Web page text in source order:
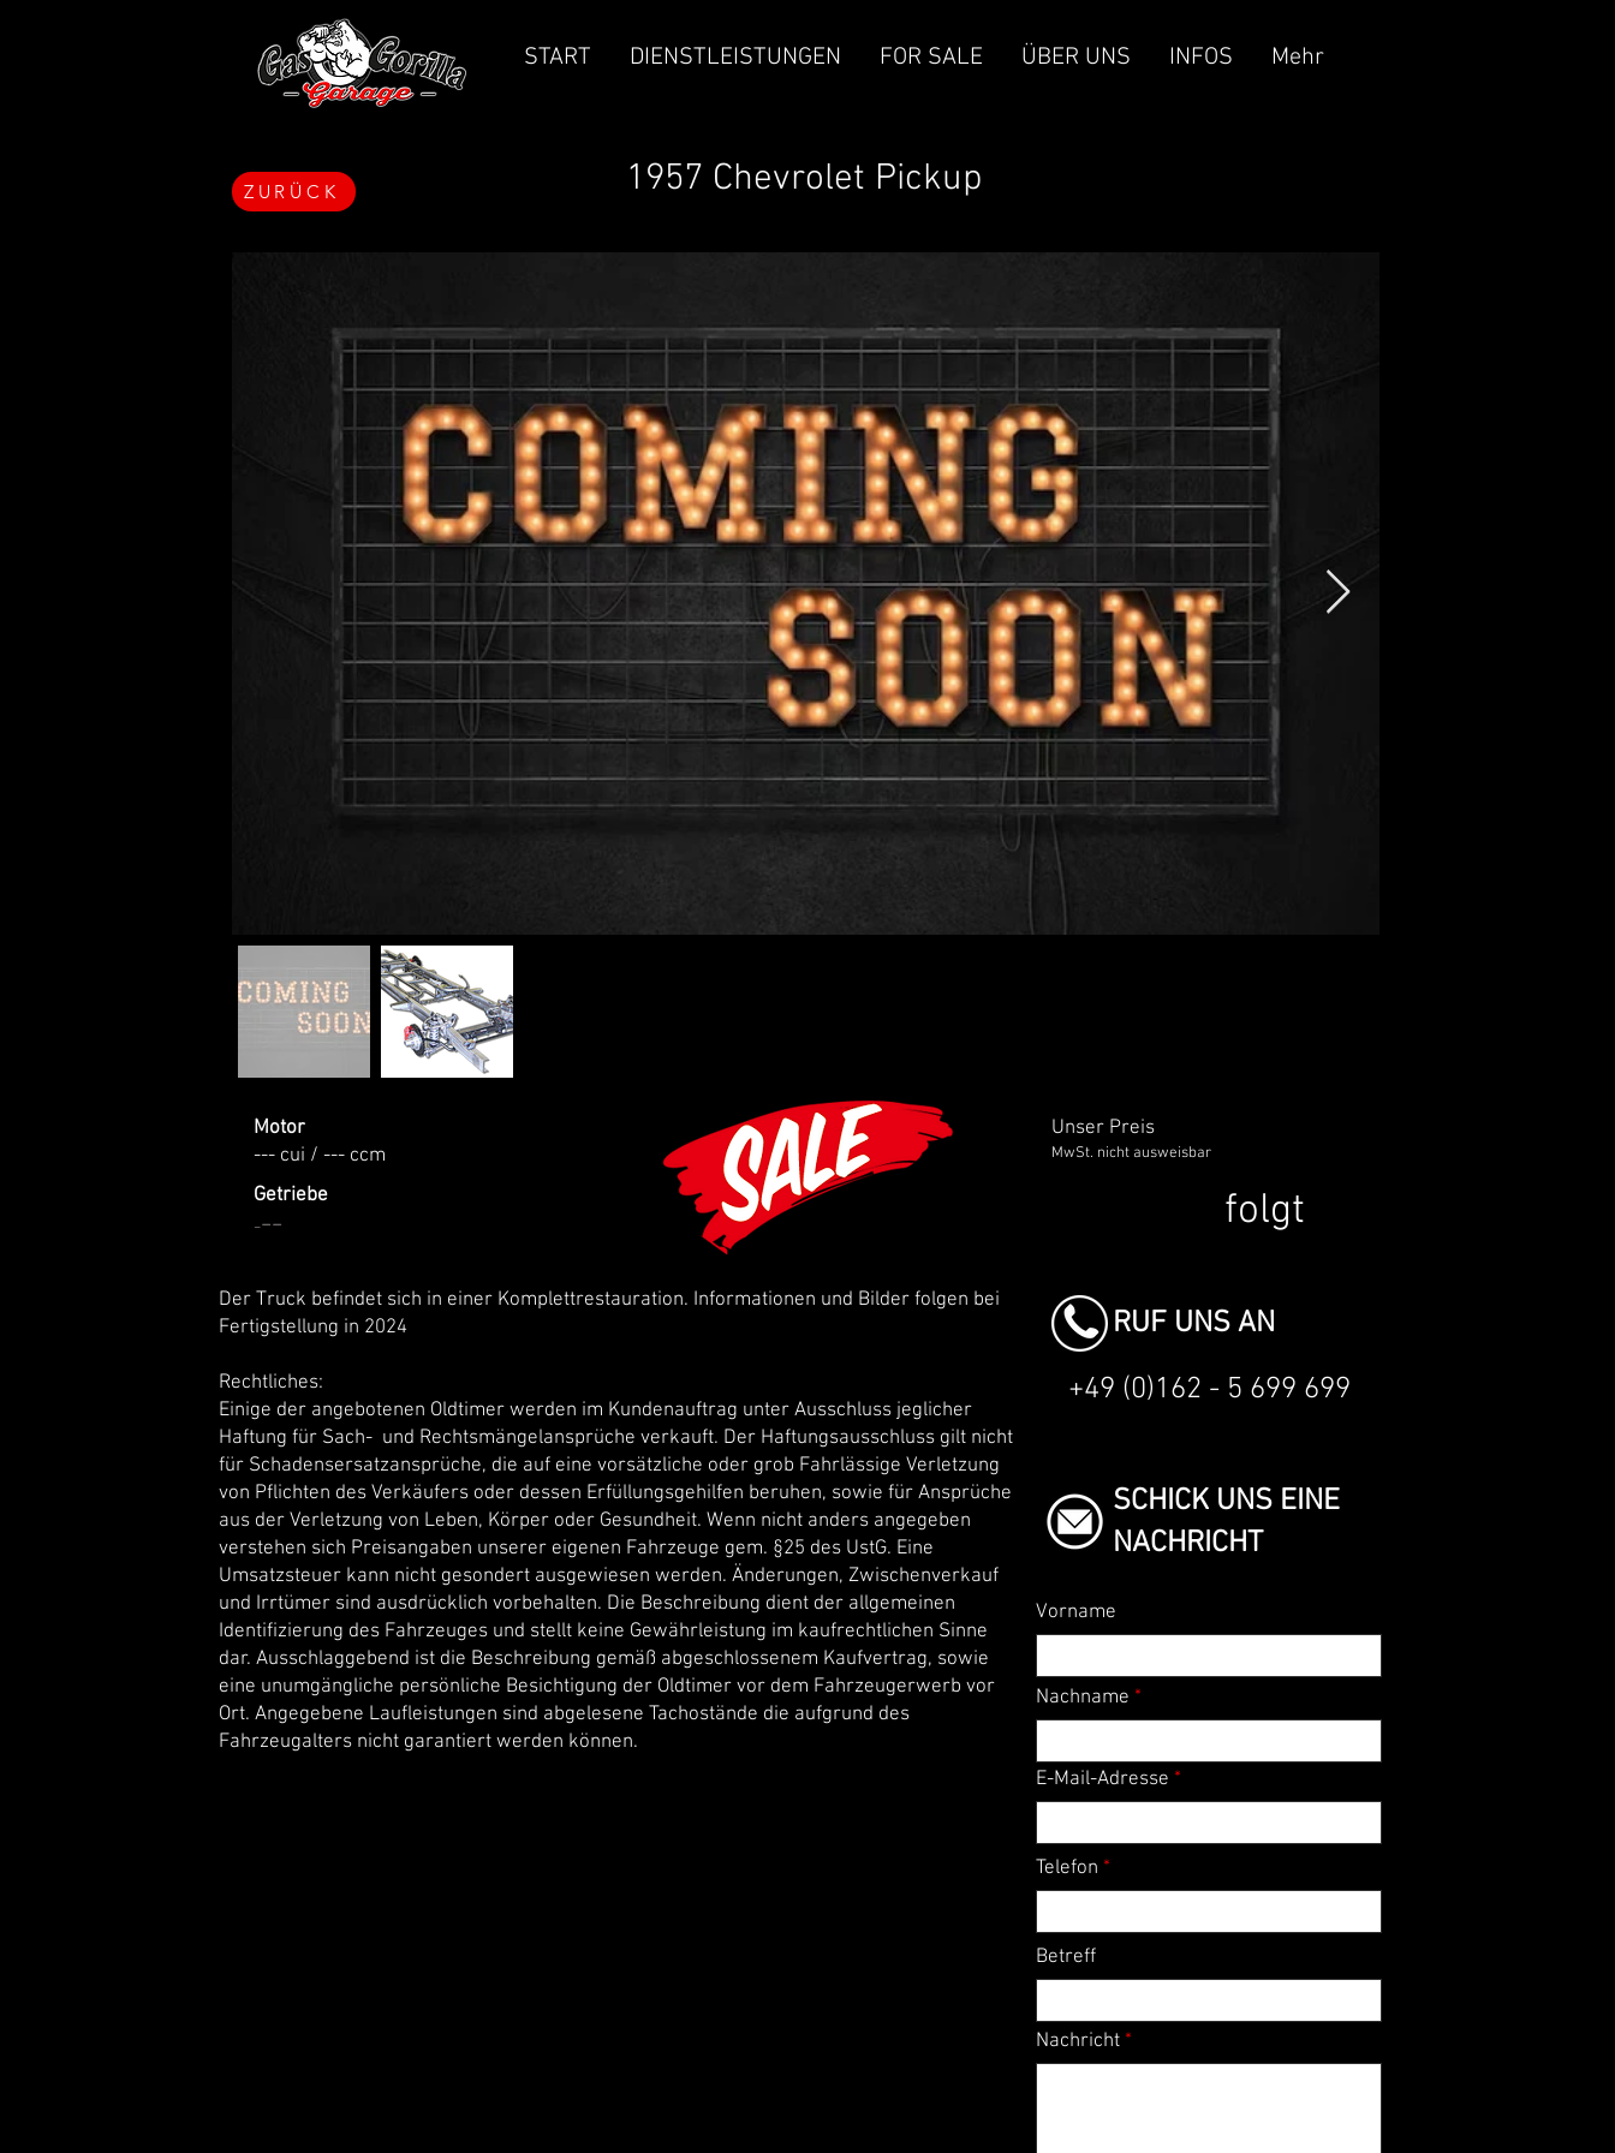
START DIENSTLEISTUNGEN FOR SALE ÜBER UNS INFOS Mehr
ZURÜCK 1957 Chevrolet Pickup
Motor
--- cui / --- ccm
Getriebe
---
Unser Preis
MwSt. nicht ausweisbar
folgt
Der Truck befindet sich in einer Komplettrestauration. Informationen und Bilder folgen bei
Fertigstellung in 2024
Rechtliches:
Einige der angebotenen Oldtimer werden im Kundenauftrag unter Ausschluss jeglicher
Haftung für Sach- und Rechtsmängelansprüche verkauft. Der Haftungsausschluss gilt nicht
für Schadensersatzansprüche, die auf eine vorsätzliche oder grob Fahrlässige Verletzung
von Pflichten des Verkäufers oder dessen Erfüllungsgehilfen beruhen, sowie für Ansprüche
aus der Verletzung von Leben, Körper oder Gesundheit. Wenn nicht anders angegeben
verstehen sich Preisangaben unserer eigenen Fahrzeuge gem. §25 des UstG. Eine
Umsatzsteuer kann nicht gesondert ausgewiesen werden. Änderungen, Zwischenverkauf
und Irrtümer sind ausdrücklich vorbehalten. Die Beschreibung dient der allgemeinen
Identifizierung des Fahrzeuges und stellt keine Gewährleistung im kaufrechtlichen Sinne
dar. Ausschlaggebend ist die Beschreibung gemäß abgeschlossenem Kaufvertrag, sowie
eine unumgängliche persönliche Besichtigung der Oldtimer vor dem Fahrzeugerwerb vor
Ort. Angegebene Laufleistungen sind abgelesene Tachostände die aufgrund des
Fahrzeugalters nicht garantiert werden können.
RUF UNS AN
+49 (0)162 - 5 699 699
SCHICK UNS EINE
NACHRICHT
Vorname
Nachname
E-Mail-Adresse
Telefon
Betreff
Nachricht